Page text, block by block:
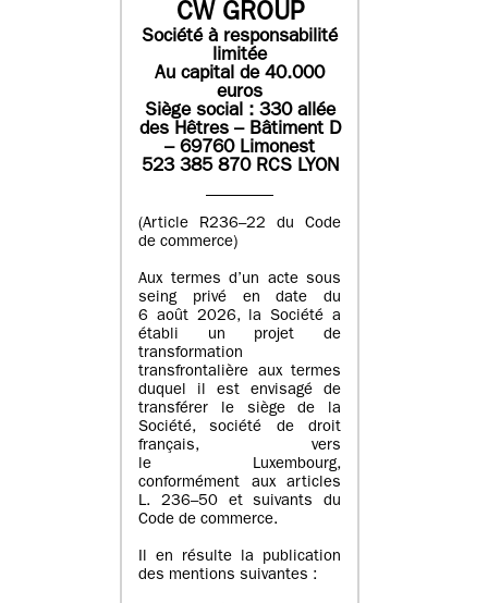
CW GROUP
Société à responsabilité
limitée
Au capital de 40.000
euros
Siège social : 330 allée
des Hêtres – Bâtiment D
– 69760 Limonest
523 385 870 RCS LYON
(Article R236–22 du Code
de commerce)
Aux termes d’un acte sous
seing privé en date du
6 août 2026, la Société a
établi un projet de
transformation
transfrontalière aux termes
duquel il est envisagé de
transférer le siège de la
Société, société de droit
français, vers
le Luxembourg,
conformément aux articles
L. 236–50 et suivants du
Code de commerce.
Il en résulte la publication
des mentions suivantes :